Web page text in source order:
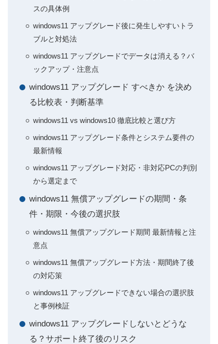
スの具体例
windows11 アップグレード後に発生しやすいトラ
ブルと対処法
windows11 アップグレードでデータは消える？バ
ックアップ・注意点
windows11 アップグレード すべきか を決め
る比較表・判断基準
windows11 vs windows10 徹底比較と選び方
windows11 アップグレード条件とシステム要件の
最新情報
windows11 アップグレード対応・非対応PCの判別
から選定まで
windows11 無償アップグレードの期間・条
件・期限・今後の選択肢
windows11 無償アップグレード期間 最新情報と注
意点
windows11 無償アップグレード方法・期間終了後
の対応策
windows11 アップグレードできない場合の選択肢
と事例検証
windows11 アップグレードしないとどうな
る？サポート終了後のリスク